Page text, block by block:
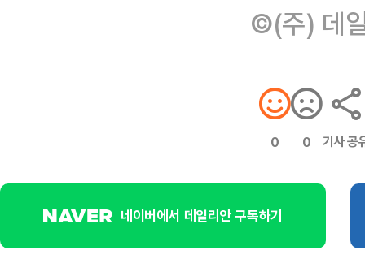
©(주) 데
0 0 기사 공
네이버에서 데일리안 구독하기